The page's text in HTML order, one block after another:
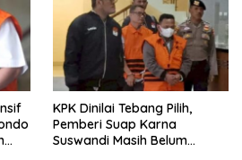
KPK Dinilai Tebang Pilih,
Pemberi Suap Karna
Suswandi Masih Belum